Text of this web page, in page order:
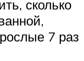
сколько
7 раз